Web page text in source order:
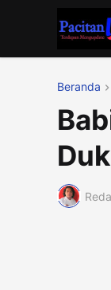
Beranda